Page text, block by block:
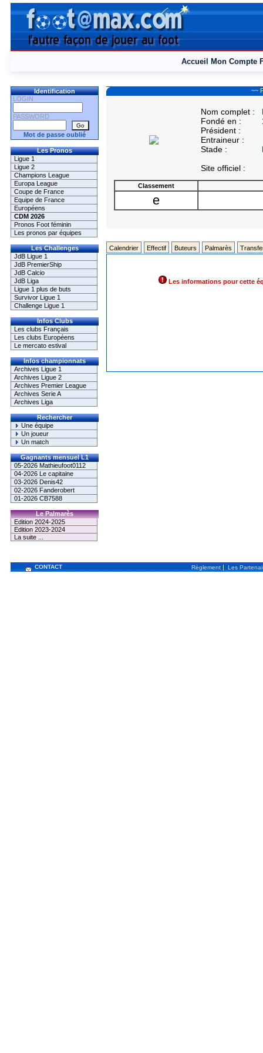
Accueil Mon Compte
Identification
LOGIN
PASSWORD
Mot de passe oublié
Les Pronos
Ligue 1
Ligue 2
Champions League
Europa League
Coupe de France
Equipe de France
Européens
CDM 2026
Pronos Foot féminin
Les pronos par équipes
Les Challenges
JdB Ligue 1
JdB PremierShip
JdB Calcio
JdB Liga
Ligue 1 plus de buts
Survivor Ligue 1
Challenge Ligue 1
Infos Clubs
Les clubs Français
Les clubs Européens
Le mercato estival
Infos championnats
Archives Ligue 1
Archives Ligue 2
Archives Premier League
Archives Serie A
Archives Liga
Rechercher
Une équipe
Un joueur
Un match
Gagnants mensuel L1
05-2026 Mathieufoot0112
04-2026 Le capitaine
03-2026 Denis42
02-2026 Fanderobert
01-2026 CB7588
Le Palmarès
Edition 2024-2025
Edition 2023-2024
La suite ...
~~
Nom complet :
Fondé en :
Président :
Entraineur :
Stade :
Site officiel :
Classement
e
Calendrier Effectif Buteurs Palmarès
Les informations pour cette
CONTACT Règlement | Les